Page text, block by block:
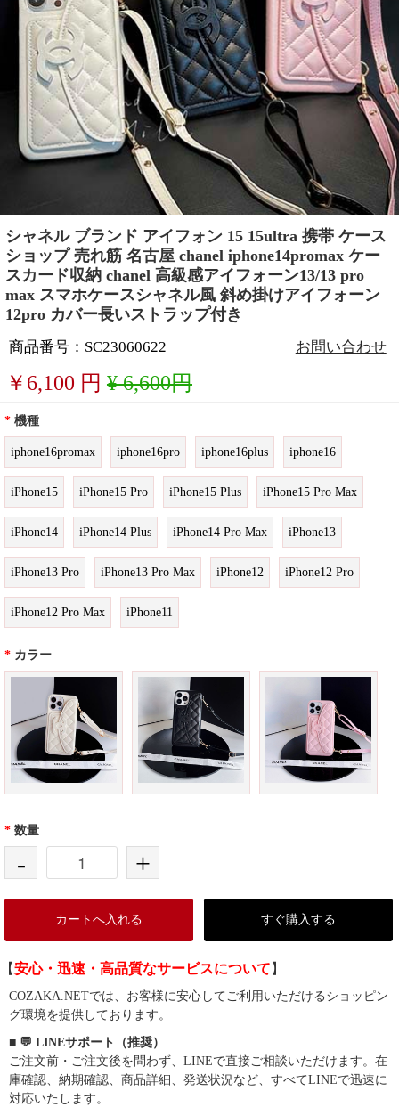
シャネル ブランド アイフォン 15 15ultra 携帯 ケース
ショップ 売れ筋 名古屋 chanel iphone14promax ケー
スカード収納 chanel 高級感アイフォーン13/13 pro
max スマホケースシャネル風 斜め掛けアイフォーン
12pro カバー長いストラップ付き
商品番号：SC23060622 お問い合わせ
￥ 6,100 円 ¥ 6,600円
* 機種
iphone16promax iphone16pro iphone16plus iphone16
iPhone15 iPhone15 Pro iPhone15 Plus iPhone15 Pro Max
iPhone14 iPhone14 Plus iPhone14 Pro Max iPhone13
iPhone13 Pro iPhone13 Pro Max iPhone12 iPhone12 Pro
iPhone12 Pro Max iPhone11
* カラー
* 数量
- +
カートへ入れる すぐ購入する
【安心・迅速・高品質なサービスについて 】
COZAKA.NETでは、お客様に安心してご利用いただけるショッピン
グ環境を提供しております。
■ 💬 LINEサポート（推奨）
ご注文前・ご注文後を問わず、LINEで直接ご相談いただけます。在
庫確認、納期確認、商品詳細、発送状況など、すべてLINEで迅速に
対応いたします。